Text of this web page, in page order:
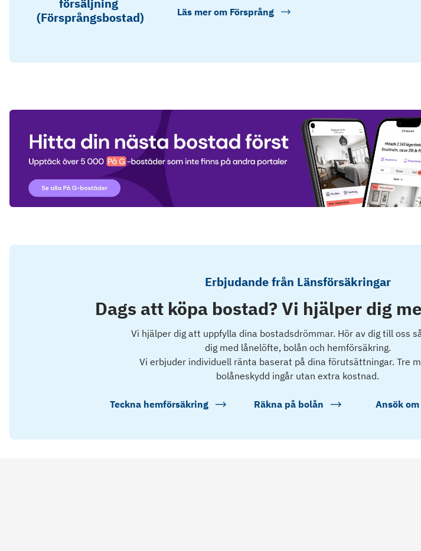
försäljning
(Försprångsbostad)
Läs mer om Försprång
Erbjudande från Länsförsäkringar
Dags att köpa bostad? Vi hjälper dig
Vi hjälper dig att uppfylla dina bostadsdrömmar. Hör av dig till oss
dig med lånelöfte, bolån och hemförsäkring.
Vi erbjuder individuell ränta baserat på dina förutsättningar. Tre
bolåneskydd ingår utan extra kostnad.
Teckna hemförsäkring Räkna på bolån Ansök